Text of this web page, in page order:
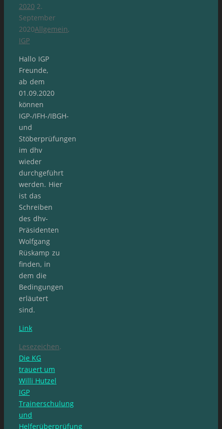
2020 2.
September
2020Allgemein,
IGP
Hallo IGP
Freunde,
ab dem
01.09.2020
können
IGP-/IFH-/IBGH-
und
Stöberprüfungen
im dhv
wieder
durchgeführt
werden. Hier
ist das
Schreiben
des dhv-
Präsidenten
Wolfgang
Rüskamp zu
finden, in
dem die
Bedingungen
erläutert
sind.
Link
Lesezeichen.
Die KG
trauert um
Willi Hutzel
IGP
Trainerschulung
und
Helferüberprüfung